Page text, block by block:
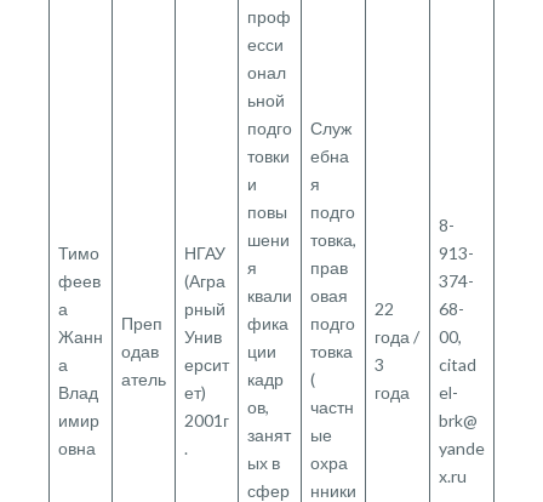
Тимо
феев
а
Жанн
а
Влад
имир
овна
Преп
одав
атель
НГАУ
(Агра
рный
Унив
ерсит
ет)
2001г
.
проф
есси
онал
ьной
подго
товки
и
повы
шени
я
квали
фика
ции
кадр
ов,
занят
ых в
сфер
Служ
ебна
я
подго
товка,
прав
овая
подго
товка
(
частн
ые
охра
нники
22
года /
3
года
8-
913-
374-
68-
00,
citad
el-
brk@
yande
x.ru